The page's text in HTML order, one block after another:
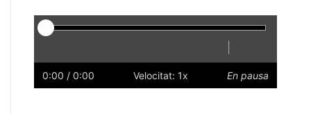
Reproductor
Lent
0:00 / 0:00 Velocitat: 1x En pausa